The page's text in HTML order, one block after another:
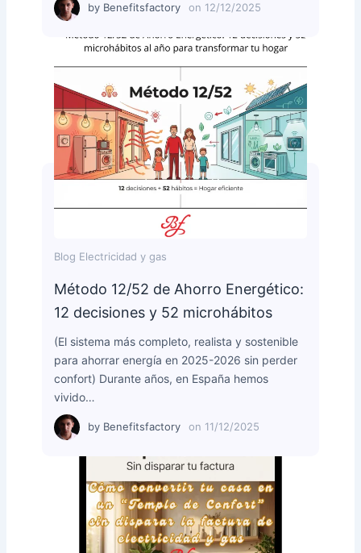
by Benefitsfactory on 12/12/2025
Blog Electricidad y gas
Método 12/52 de Ahorro Energético:
12 decisiones y 52 microhábitos
(El sistema más completo, realista y sostenible
para ahorrar energía en 2025-2026 sin perder
confort) Durante años, en España hemos
vivido…
by Benefitsfactory on 11/12/2025